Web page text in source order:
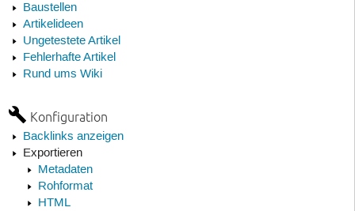
Baustellen
Artikelideen
Ungetestete Artikel
Fehlerhafte Artikel
Rund ums Wiki
Konfiguration
Backlinks anzeigen
Exportieren
Metadaten
Rohformat
HTML